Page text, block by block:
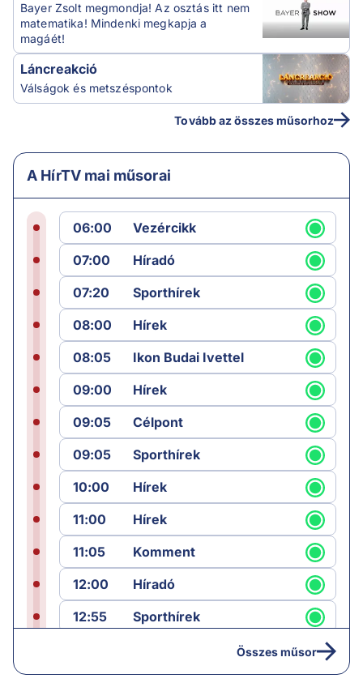
Bayer Zsolt megmondja! Az osztás itt nem
matematika! Mindenki megkapja a
magáét!
Láncreakció
Válságok és metszéspontok
Tovább az összes műsorhoz
A HírTV mai műsorai
06:00
Vezércikk
07:00
Híradó
07:20
Sporthírek
08:00
Hírek
08:05
Ikon Budai Ivettel
09:00
Hírek
09:05
Célpont
09:05
Sporthírek
10:00
Hírek
11:00
Hírek
11:05
Komment
12:00
Híradó
12:55
Sporthírek
Összes műsor